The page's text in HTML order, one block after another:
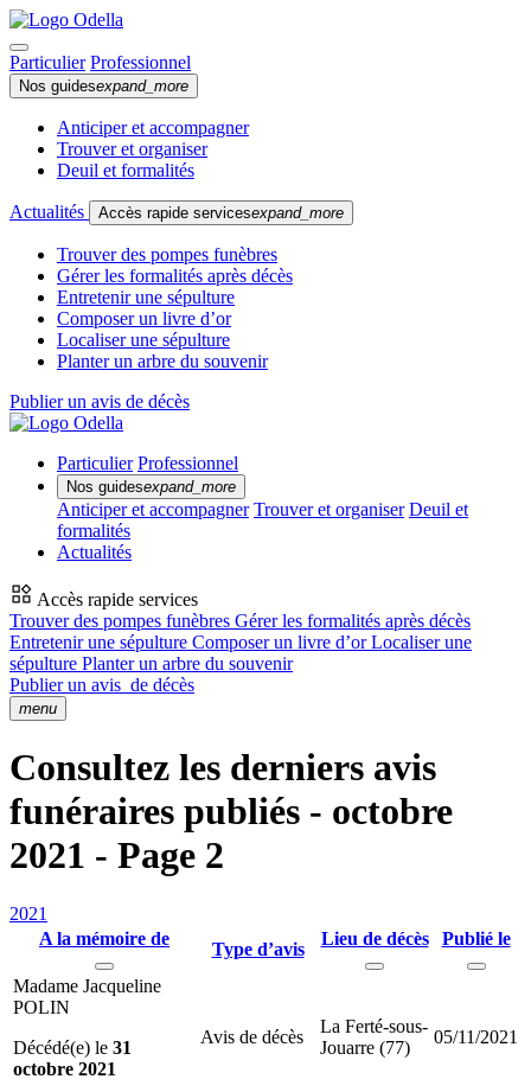
Particulier Professionnel
Nos guidesexpand_more
Anticiper et accompagner
Trouver et organiser
Deuil et formalités
Actualités Accès rapide servicesexpand_more
Trouver des pompes funèbres
Gérer les formalités après décès
Entretenir une sépulture
Composer un livre d’or
Localiser une sépulture
Planter un arbre du souvenir
Publier un avis de décès
Particulier Professionnel
Nos guidesexpand_more
Anticiper et accompagner Trouver et organiser Deuil et
formalités
Actualités
Accès rapide services
Trouver des pompes funèbres Gérer les formalités après décès
Entretenir une sépulture Composer un livre d’orLocaliser une
sépulture Planter un arbre du souvenir
Publier un avis de décès
menu
Consultez les derniers avis
funéraires publiés - octobre
2021 - Page 2
2021
A la mémoire de
Type d’avis
Lieu de décès Publié le
Madame Jacqueline
POLIN
Décédé(e) le 31
octobre 2021
Avis de décès
La Ferté-sous-
Jouarre (77)
05/11/2021